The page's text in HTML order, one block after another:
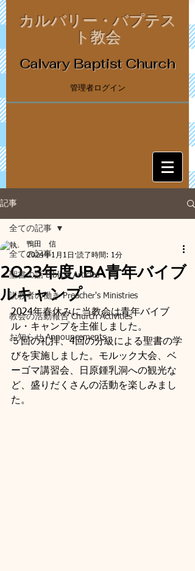
カルバリー・バプテス
ト教会
Calvary Baptist Church
管理者ログイン
記事
全ての記事
聖書の話 Biblical Articles
説教者の働き Preacher's Ministries
教会の活動報告 Church Activities
お知らせ Announcements
全ての記事
2023年度JBA青年バイブ
ルキャンプ
鴨田 信
2024年1月1日 読了時間: 1分
2024年春休みに当教会は青年バイブ
ル・キャンプを主催しました。
５回の礼拝、4回の分級による聖書の学
びを実施しました。モルック大会、ベ
ーゴマ講習会、日原鍾乳洞への観光な
ど、盛りだくさんの活動を楽しみまし
た。